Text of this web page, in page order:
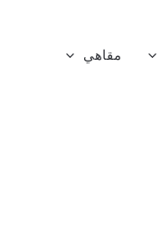
مقاهي